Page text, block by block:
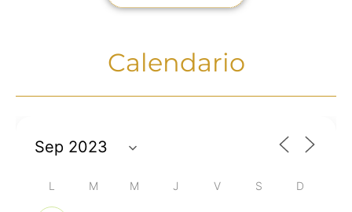
Calendario
L M M J V S D